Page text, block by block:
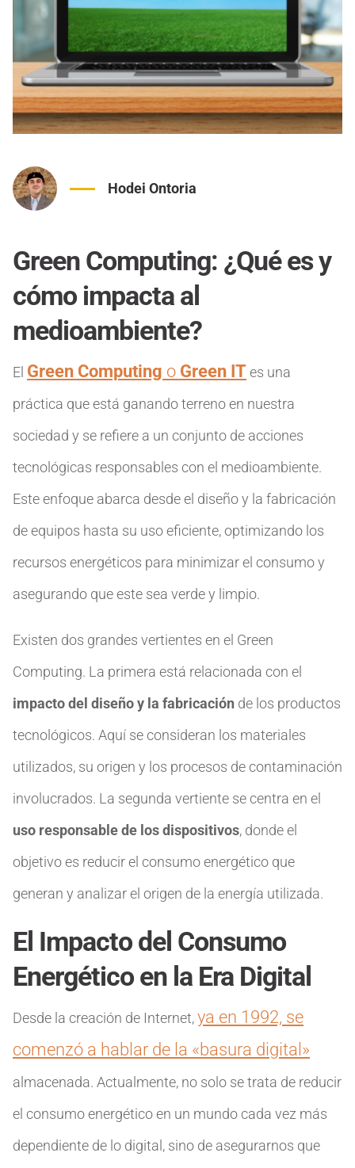
Hodei Ontoria
Green Computing: ¿Qué es y
cómo impacta al
medioambiente?
El Green Computing o Green ITes una
práctica que está ganando terreno en nuestra
sociedad y se refiere a un conjunto de acciones
tecnológicas responsables con el medioambiente.
Este enfoque abarca desde el diseño y la fabricación
de equipos hasta su uso eficiente, optimizando los
recursos energéticos para minimizar el consumo y
asegurando que este sea verde y limpio.
Existen dos grandes vertientes en el Green
Computing. La primera está relacionada con el
impacto del diseño y la fabricación de los productos
tecnológicos. Aquí se consideran los materiales
utilizados, su origen y los procesos de contaminación
involucrados. La segunda vertiente se centra en el
uso responsable de los dispositivos, donde el
objetivo es reducir el consumo energético que
generan y analizar el origen de la energía utilizada.
El Impacto del Consumo
Energético en la Era Digital
Desde la creación de Internet,ya en 1992, se
comenzó a hablar de la «basura digital»
almacenada. Actualmente, no solo se trata de reducir
el consumo energético en un mundo cada vez más
dependiente de lo digital, sino de asegurarnos que